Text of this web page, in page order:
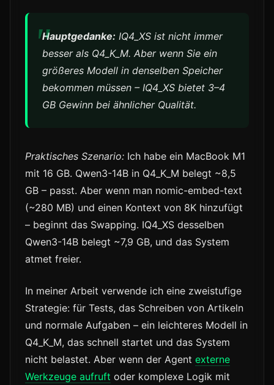
Hauptgedanke: IQ4_XS ist nicht immer
besser als Q4_K_M. Aber wenn Sie ein
größeres Modell in denselben Speicher
bekommen müssen – IQ4_XS bietet 3–4
GB Gewinn bei ähnlicher Qualität.
Praktisches Szenario: Ich habe ein MacBook M1
mit 16 GB. Qwen3-14B in Q4_K_M belegt ~8,5
GB – passt. Aber wenn man nomic-embed-text
(~280 MB) und einen Kontext von 8K hinzufügt
– beginnt das Swapping. IQ4_XS desselben
Qwen3-14B belegt ~7,9 GB, und das System
atmet freier.
In meiner Arbeit verwende ich eine zweistufige
Strategie: für Tests, das Schreiben von Artikeln
und normale Aufgaben – ein leichteres Modell in
Q4_K_M, das schnell startet und das System
nicht belastet. Aber wenn der Agent externe
Werkzeuge aufruft oder komplexe Logik mit